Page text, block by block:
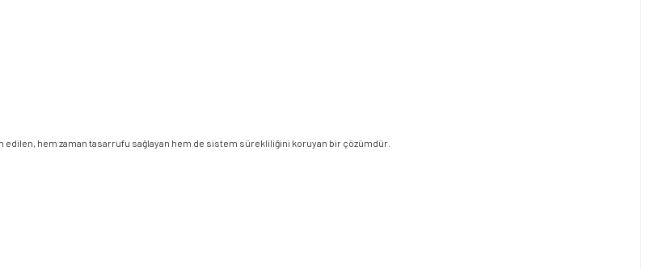
hem zaman tasarrufu sağlayan hem de sistem sürekliliğini koruyan bir çözümdür.